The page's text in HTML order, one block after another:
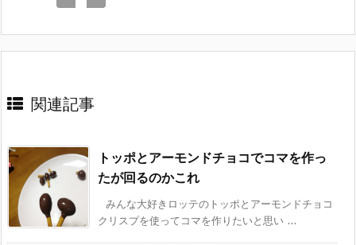
関連記事
トッポとアーモンドチョコでコマを作っ
たが回るのかこれ
みんな大好きロッテのトッポとアーモンドチョコ
クリスプを使ってコマを作りたいと思い ...